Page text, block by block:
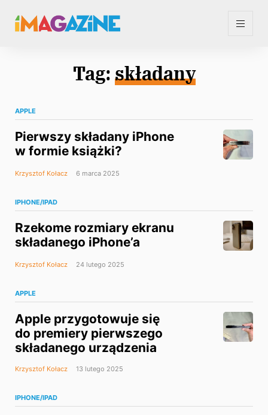
Tag: składany
APPLE
Pierwszy składany iPhone
w formie książki?
Krzysztof Kołacz 6 marca 2025
IPHONE/IPAD
Rzekome rozmiary ekranu
składanego iPhone’a
Krzysztof Kołacz 24 lutego 2025
APPLE
Apple przygotowuje się
do premiery pierwszego
składanego urządzenia
Krzysztof Kołacz 13 lutego 2025
IPHONE/IPAD